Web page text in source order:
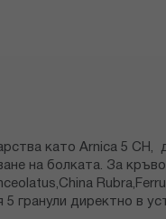
като Arnica 5 CH,
на болката. За
5 гранули директно в